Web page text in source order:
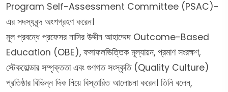
Program Self-Assessment Committee (PSAC)-
এর সদস্যবৃন্দ অংশগ্রহণ করেন।
মূল প্রবন্ধে প্রফেসর নাসির উদ্দীন আহাম্মেদ Outcome-Based
Education (OBE), ফলাফলভিত্তিক মূল্যায়ন, প্রমাণ সংরক্ষণ,
স্টেকহোল্ডার সম্পৃক্ততা এবং গুণগত সংস্কৃতি (Quality Culture)
প্রতিষ্ঠার বিভিন্ন দিক নিয়ে বিস্তারিত আলোচনা করেন। তিনি বলেন,